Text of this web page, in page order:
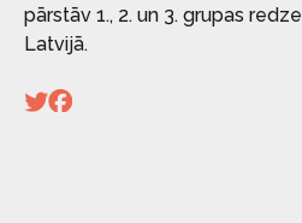
pārstāv 1., 2. un 3. grupas
Latvijā.